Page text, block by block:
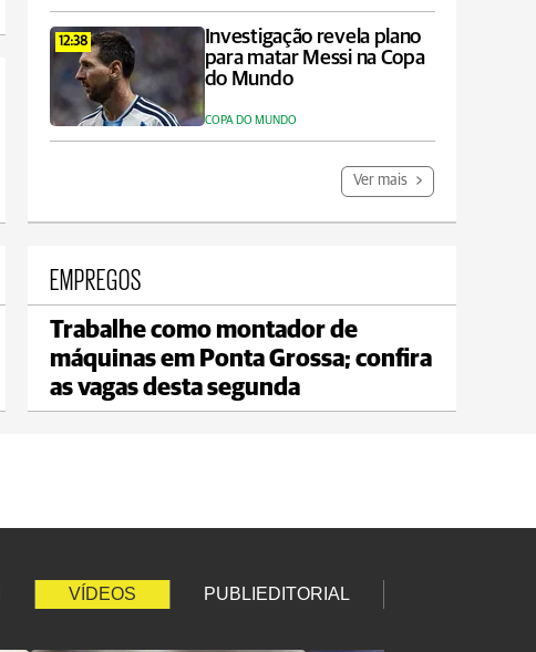
12:38
Investigação revela plano
para matar Messi na Copa
do Mundo
COPA DO MUNDO
Ver mais
Carambeí
max 20°C min 18°C
EMPREGOS
Trabalhe como montador de
máquinas em Ponta Grossa; confira
as vagas desta segunda
VÍDEOS PUBLIEDITORIAL